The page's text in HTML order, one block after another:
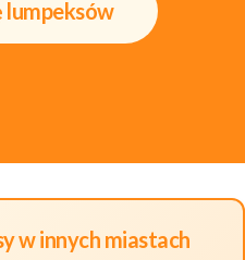
lumpeksów
w innych miastach